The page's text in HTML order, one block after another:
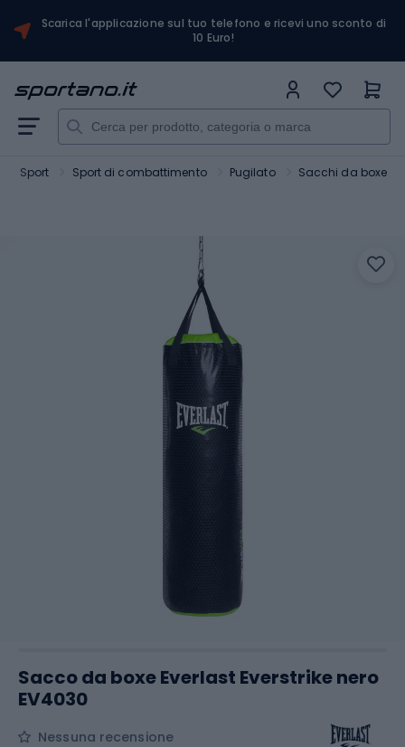
Scarica l'applicazione sul tuo telefono e ricevi uno sconto di
10 Euro!
Sport Sport di combattimento Pugilato Sacchi da boxe
Sacco da boxe Everlast Everstrike nero
EV4030
Nessuna recensione